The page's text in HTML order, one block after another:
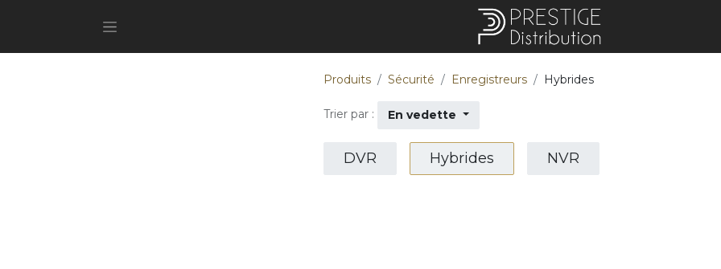
Produits Sécurité Enregistreurs Hybrides
Trier par : En vedette
DVR Hybrides NVR